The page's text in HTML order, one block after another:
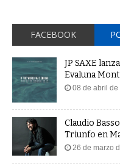
FACEBOOK
JP SAXE
Evaluna
08 de abril de
Claudio
Triunfo en
26 de marzo